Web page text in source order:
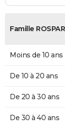
Famille
Moins de 10 ans
De 10 à 20 ans
De 20 à 30 ans
De 30 à 40 ans